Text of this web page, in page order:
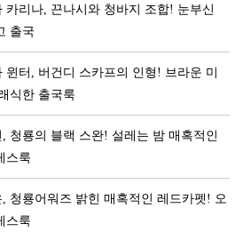
카리나, 끈나시와 청바지 조합! 눈부신
출국
윈터, 버건디 스카프의 인형! 브라운 미
식한 출국룩
청룡의 블랙 스완! 설레는 밤 매혹적인
스룩
청룡어워즈 밝힌 매혹적인 레드카펫! 오
스룩